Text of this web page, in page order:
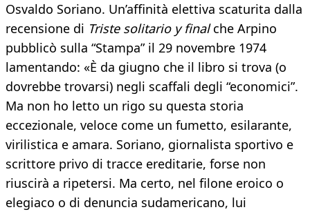
Osvaldo Soriano. Un’affinità elettiva scaturita dalla
recensione di Triste solitario y finalche Arpino
pubblicò sulla “Stampa” il 29 novembre 1974
lamentando: «È da giugno che il libro si trova (o
dovrebbe trovarsi) negli scaffali degli “economici”.
Ma non ho letto un rigo su questa storia
eccezionale, veloce come un fumetto, esilarante,
virilistica e amara. Soriano, giornalista sportivo e
scrittore privo di tracce ereditarie, forse non
riuscirà a ripetersi. Ma certo, nel filone eroico o
elegiaco o di denuncia sudamericano, lui